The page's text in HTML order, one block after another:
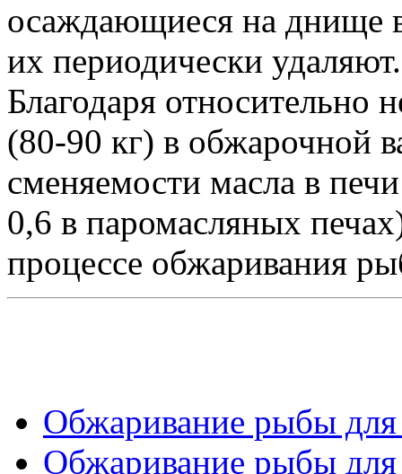
осаждающиеся на днище
их периодически удаляют.
Благодаря относительно
(80-90 кг) в обжарочной
сменяемости масла в
0,6 в паромасляных
процессе обжаривания
Обжаривание рыбы для
Обжаривание рыбы для